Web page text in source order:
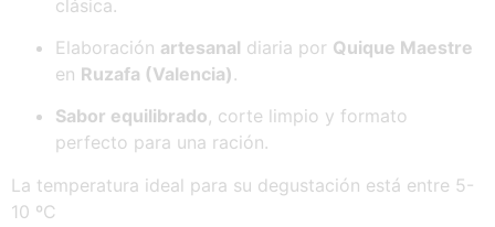
clásica.
Elaboración artesanal diaria por Quique Maestre
en Ruzafa (Valencia).
Sabor equilibrado, corte limpio y formato
perfecto para una ración.
La temperatura ideal para su degustación está entre 5-
10 ºC